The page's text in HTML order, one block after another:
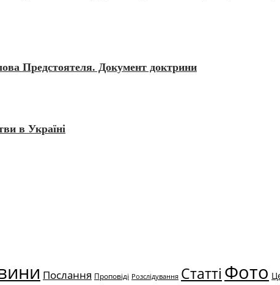
Предстоятеля. Документ доктрини
в Україні
Послання Проповіді Розслідування Статті Фото